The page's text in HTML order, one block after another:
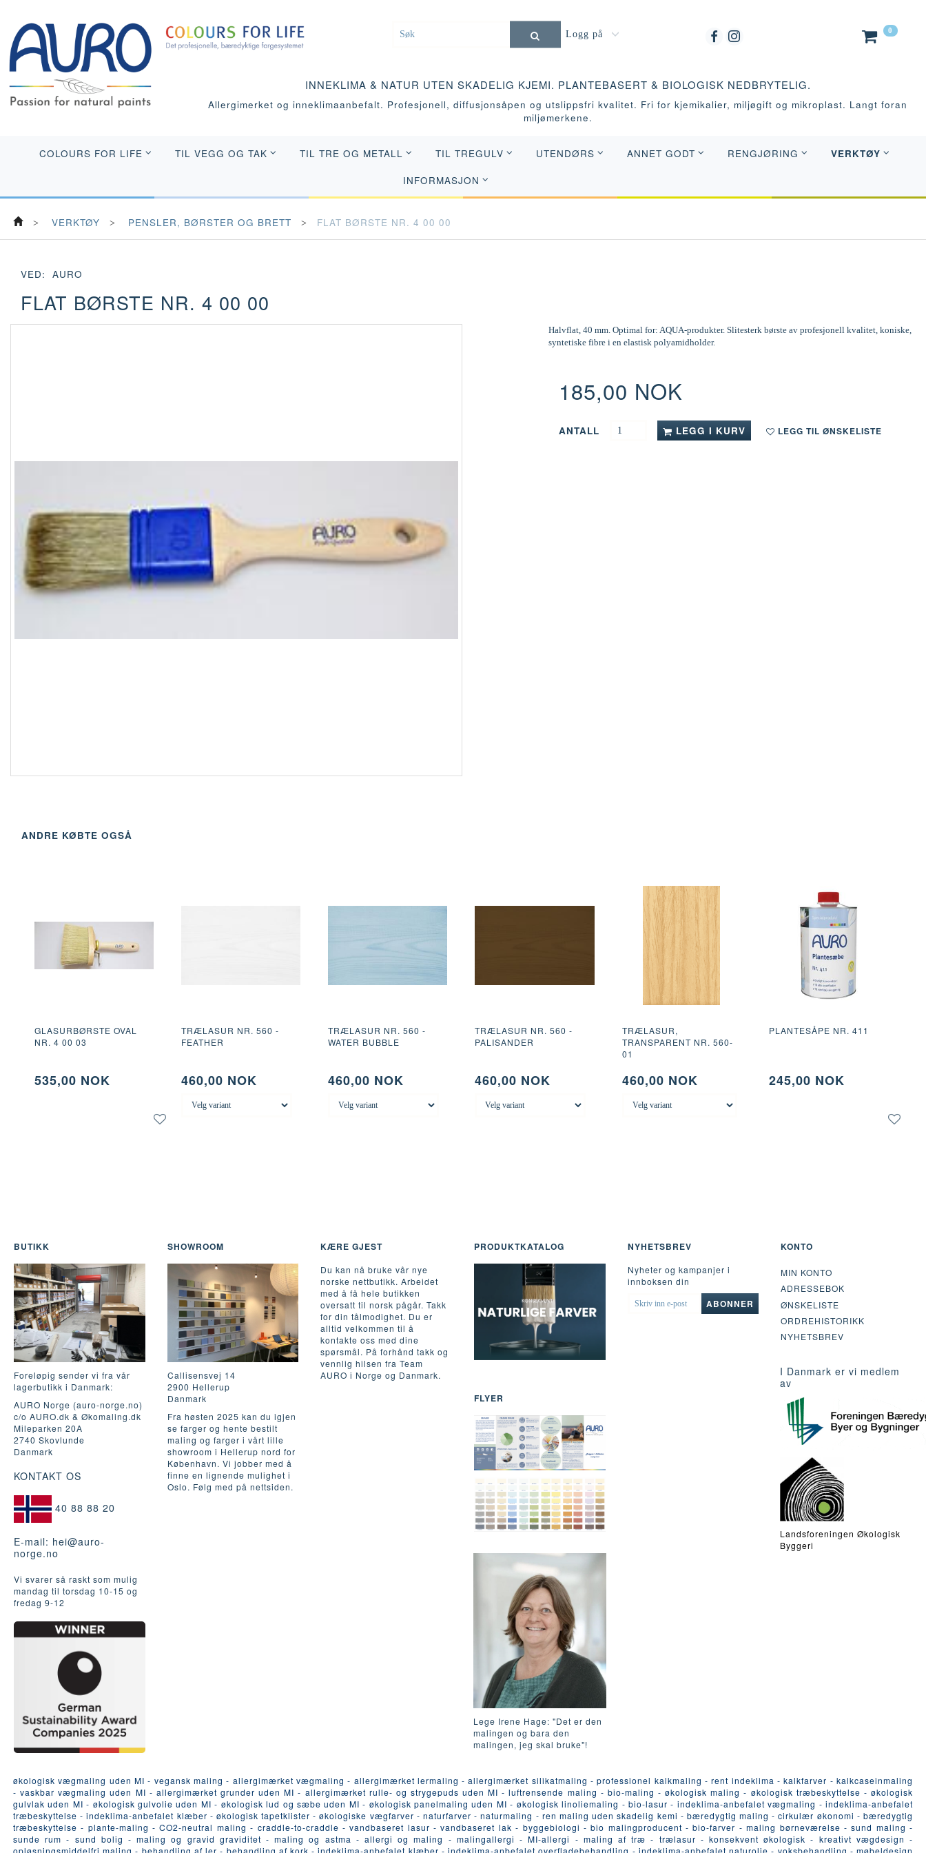
0
Logg på
INNEKLIMA & NATUR UTEN SKADELIG KJEMI. PLANTEBASERT & BIOLOGISK NEDBRYTELIG.
Allergimerket og inneklimaanbefalt. Profesjonell, diffusjonsåpen og utslippsfri kvalitet. Fri for kjemikalier, miljøgift og mikroplast. Langt foran
miljømerkene.
COLOURS FOR LIFE TIL VEGG OG TAK TIL TRE OG METALL TIL TREGULV UTENDØRS ANNET GODT RENGJØRING VERKTØY
INFORMASJON
VERKTØY PENSLER, BØRSTER OG BRETT FLAT BØRSTE NR. 4 00 00
VED: AURO
FLAT BØRSTE NR. 4 00 00
Halvflat, 40 mm. Optimal for: AQUA-produkter. Slitesterk børste av profesjonell kvalitet, koniske,
syntetiske fibre i en elastisk polyamidholder.
185,00 NOK
ANTALL LEGG I KURV LEGG TIL ØNSKELISTE
ANDRE KØBTE OGSÅ
GLASURBØRSTE OVAL
NR. 4 00 03
535,00 NOK
TRÆLASUR NR. 560 -
FEATHER
460,00 NOK
TRÆLASUR NR. 560 -
WATER BUBBLE
460,00 NOK
TRÆLASUR NR. 560 -
PALISANDER
460,00 NOK
TRÆLASUR,
TRANSPARENT NR. 560-
01
460,00 NOK
PLANTESÅPE NR. 411
245,00 NOK
LEGG I KURV
BUTIKK
Foreløpig sender vi fra vår
lagerbutikk i Danmark:
AURO Norge (auro-norge.no)
c/o AURO.dk & Økomaling.dk
Mileparken 20A
2740 Skovlunde
Danmark
KONTAKT OS
40 88 88 20
E-mail: hei@auro-
norge.no
Vi svarer så raskt som mulig
mandag til torsdag 10-15 og
fredag ​​9-12
SHOWROOM
Callisensvej 14
2900 Hellerup
Danmark
Fra høsten 2025 kan du igjen
se farger og hente bestilt
maling og farger i vårt lille
showroom i Hellerup nord for
København. Vi jobber med å
finne en lignende mulighet i
Oslo. Følg med på nettsiden.
KÆRE GJEST
Du kan nå bruke vår nye
norske nettbutikk. Arbeidet
med å få hele butikken
oversatt til norsk pågår. Takk
for din tålmodighet. Du er
alltid velkommen til å
kontakte oss med dine
spørsmål. På forhånd takk og
vennlig hilsen fra Team
AURO i Norge og Danmark.
PRODUKTKATALOG
FLYER
Lege Irene Hage: "Det er den
malingen og bara den
malingen, jeg skal bruke"!
NYHETSBREV
Nyheter og kampanjer i
innboksen din
SKRIV
ABONNER
KONTO
MIN KONTO
ADRESSEBOK
ØNSKELISTE
ORDREHISTORIKK
NYHETSBREV
I Danmark er vi medlem
av
Landsforeningen Økologisk
Byggeri
økologisk vægmaling uden MI - vegansk maling - allergimærket vægmaling - allergimærket lermaling - allergimærket silikatmaling - professionel kalkmaling - rent indeklima - kalkfarver - kalkcaseinmaling
- vaskbar vægmaling uden MI - allergimærket grunder uden MI - allergimærket rulle- og strygepuds uden MI - luftrensende maling - bio-maling - økologisk maling - økologisk træbeskyttelse - økologisk
gulvlak uden MI - økologisk gulvolie uden MI - økologisk lud og sæbe uden MI - økologisk panelmaling uden MI - økologisk linoliemaling - bio-lasur - indeklima-anbefalet vægmaling - indeklima-anbefalet
træbeskyttelse - indeklima-anbefalet klæber - økologisk tapetklister - økologiske vægfarver - naturfarver - naturmaling - ren maling uden skadelig kemi - bæredygtig maling - cirkulær økonomi - bæredygtig
træbeskyttelse - plante-maling - CO2-neutral maling - craddle-to-craddle - vandbaseret lasur - vandbaseret lak - byggebiologi - bio malingproducent - bio-farver - maling børneværelse - sund maling -
sunde rum - sund bolig - maling og gravid graviditet - maling og astma - allergi og maling - malingallergi - MI-allergi - maling af træ - trælasur - konsekvent økologisk - kreativt vægdesign -